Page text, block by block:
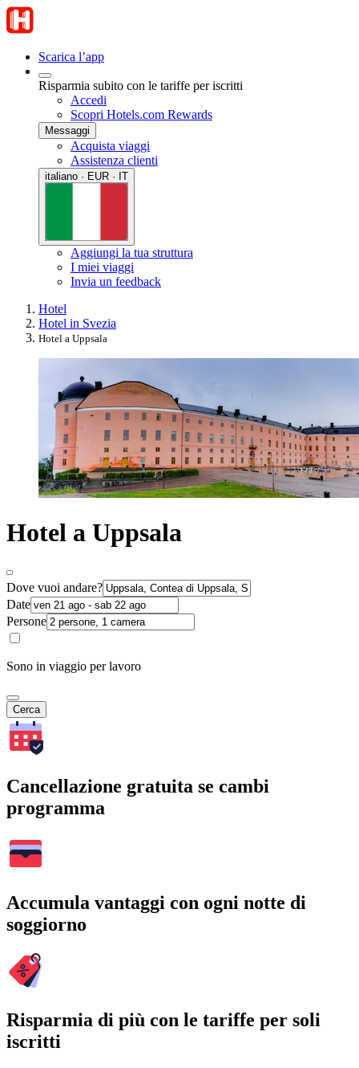
Scarica l’app
Risparmia subito con le tariffe per iscritti
Accedi
Scopri Hotels.com Rewards
Messaggi
Acquista viaggi
Assistenza clienti
italiano · EUR · IT
Aggiungi la tua struttura
I miei viaggi
Invia un feedback
Hotel
Hotel in Svezia
Hotel a Uppsala
Hotel a Uppsala
Dove vuoi andare?
Date
Persone
Sono in viaggio per lavoro
Cerca
Cancellazione gratuita se cambi
programma
Accumula vantaggi con ogni notte di
soggiorno
Risparmia di più con le tariffe per soli
iscritti